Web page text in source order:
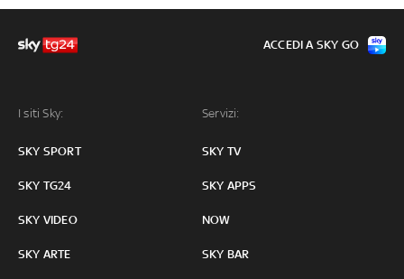
I siti Sky:
SKY SPORT
SKY TG24
SKY VIDEO
SKY ARTE
Servizi:
SKY TV
SKY APPS
NOW
SKY BAR
ACCEDI A SKY GO